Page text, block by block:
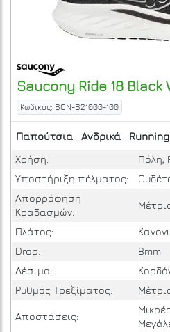
Saucony Ride 18 Black
Κωδικός: SCN-S21000-100
Παπούτσια Ανδρικά Running
Χρήση:
Πόλη,
Υποστήριξη πέλματος:
Απορρόφηση
Κραδασμών:
Πλάτος:
Drop:
8mm
Δέσιμο:
Ρυθμός Τρεξίματος:
Αποστάσεις: